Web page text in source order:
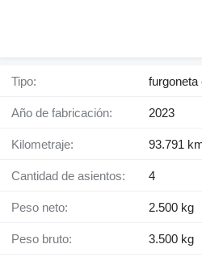
Tipo: furgoneta
Año de fabricación: 2023
Kilometraje: 93.791
Cantidad de asientos: 4
Peso neto: 2.500 kg
Peso bruto: 3.500 kg